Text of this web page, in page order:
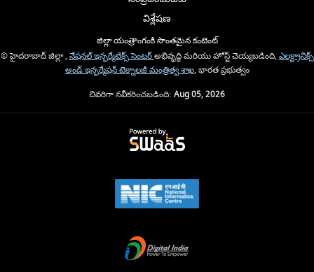
విశ్లేషణ
జిల్లా యంత్రాంగంకి సొంతమైన కంటెంట్
© హైదరాబాద్ జిల్లా , నేషనల్ ఇన్ఫర్మేటిక్స్ సెంటర్అభివృద్ధి మరియు హోస్ట్ చెయ్యబడింది, ఎలక్ట్రానిక్స్
అండ్ ఇన్ఫర్మేషన్ టెక్నాలజీ మంత్రిత్వ శాఖ, భారత ప్రభుత్వం
చివరిగా నవీకరించబడింది: Aug 05, 2026